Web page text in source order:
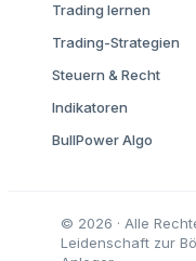
Trading lernen
Trading-Strategien
Steuern & Recht
Indikatoren
BullPower Algo
© 2026 · Alle
Leidenschaft zur